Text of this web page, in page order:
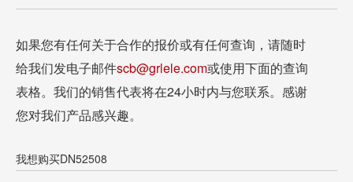
如果您有任何关于合作的报价或有任何查询，请随时
给我们发电子邮件scb@grlele.com或使用下面的查询
表格。我们的销售代表将在24小时内与您联系。感谢
您对我们产品感兴趣。
我想购买DN52508